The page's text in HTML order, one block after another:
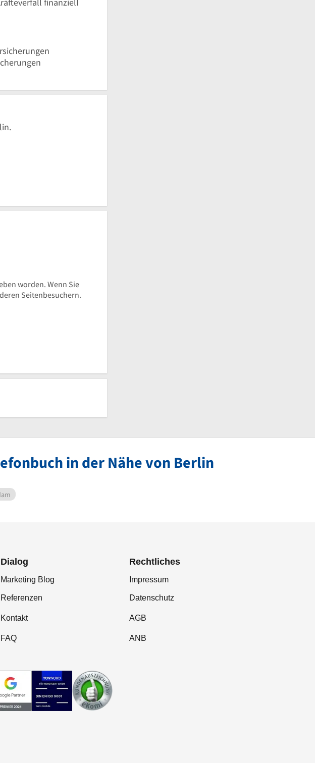
worden. Wenn Sie
Seitenbesuchern.
in der Nähe von Berlin
Dialog
Marketing Blog
Referenzen
Kontakt
FAQ
Rechtliches
Impressum
Datenschutz
AGB
ANB